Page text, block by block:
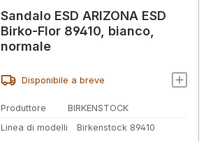
Sandalo ESD ARIZONA ESD
Birko-Flor 89410, bianco,
normale
Disponibile a breve
Produttore
BIRKENSTOCK
Linea di modelli
Birkenstock 89410